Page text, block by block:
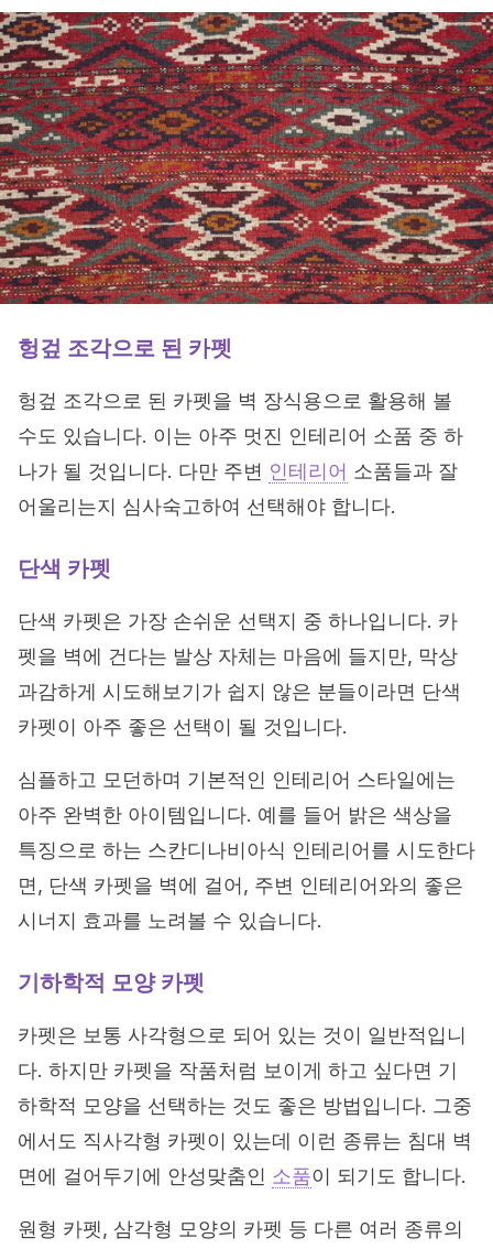
헝겊 조각으로 된 카펫
헝겊 조각으로 된 카펫을 벽 장식용으로 활용해 볼
수도 있습니다. 이는 아주 멋진 인테리어 소품 중 하
나가 될 것입니다. 다만 주변 인테리어 소품들과 잘
어울리는지 심사숙고하여 선택해야 합니다.
단색 카펫
단색 카펫은 가장 손쉬운 선택지 중 하나입니다. 카
펫을 벽에 건다는 발상 자체는 마음에 들지만, 막상
과감하게 시도해보기가 쉽지 않은 분들이라면 단색
카펫이 아주 좋은 선택이 될 것입니다.
심플하고 모던하며 기본적인 인테리어 스타일에는
아주 완벽한 아이템입니다. 예를 들어 밝은 색상을
특징으로 하는 스칸디나비아식 인테리어를 시도한다
면, 단색 카펫을 벽에 걸어, 주변 인테리어와의 좋은
시너지 효과를 노려볼 수 있습니다.
기하학적 모양 카펫
카펫은 보통 사각형으로 되어 있는 것이 일반적입니
다. 하지만 카펫을 작품처럼 보이게 하고 싶다면 기
하학적 모양을 선택하는 것도 좋은 방법입니다. 그중
에서도 직사각형 카펫이 있는데 이런 종류는 침대 벽
면에 걸어두기에 안성맞춤인 소품이 되기도 합니다.
원형 카펫, 삼각형 모양의 카펫 등 다른 여러 종류의